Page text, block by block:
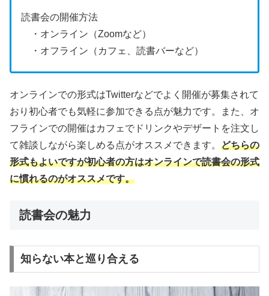
読書会の開催方法
・オンライン（Zoomなど）
・オフライン（カフェ、読書バーなど）
オンラインでの形式はTwitterなどでよく開催が募集されて
おり初心者でも気軽に参加できる点が魅力です。また、オ
フラインでの開催はカフェでドリンクやデザートを注文し
て雑談しながら楽しめる点がオススメできます。 どちらの
形式もよいですが初心者の方はオンラインで読書会の形式
に慣れるのがオススメです。
読書会の魅力
知らない本と巡り合える